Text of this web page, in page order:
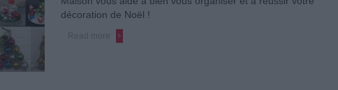
décoration de Noël !